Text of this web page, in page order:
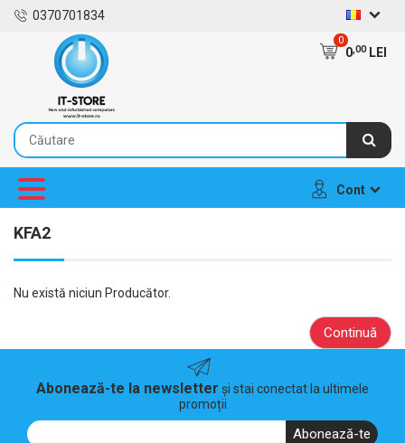
0370701834
0
0,00LEI
Cont
KFA2
Nu există niciun Producător.
Continuă
Abonează-te la newsletter și stai conectat la ultimele
promoții
Abonează-te